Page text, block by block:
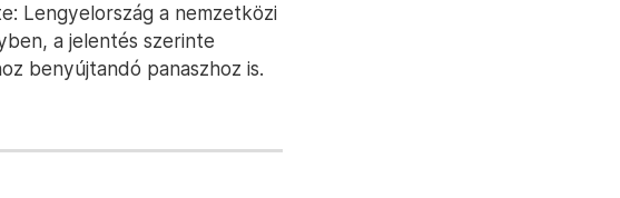
Lengyelország a nemzetközi
a jelentés szerinte
benyújtandó panaszhoz is.